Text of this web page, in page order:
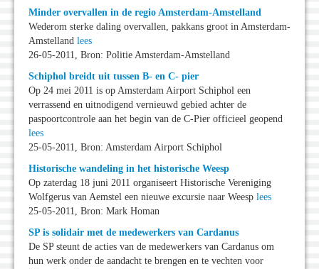
Minder overvallen in de regio Amsterdam-Amstelland
Wederom sterke daling overvallen, pakkans groot in Amsterdam-
Amstelland lees
26-05-2011, Bron: Politie Amsterdam-Amstelland
Schiphol breidt uit tussen B- en C- pier
Op 24 mei 2011 is op Amsterdam Airport Schiphol een
verrassend en uitnodigend vernieuwd gebied achter de
paspoortcontrole aan het begin van de C-Pier officieel geopend
lees
25-05-2011, Bron: Amsterdam Airport Schiphol
Historische wandeling in het historische Weesp
Op zaterdag 18 juni 2011 organiseert Historische Vereniging
Wolfgerus van Aemstel een nieuwe excursie naar Weesp lees
25-05-2011, Bron: Mark Homan
SP is solidair met de medewerkers van Cardanus
De SP steunt de acties van de medewerkers van Cardanus om
hun werk onder de aandacht te brengen en te vechten voor